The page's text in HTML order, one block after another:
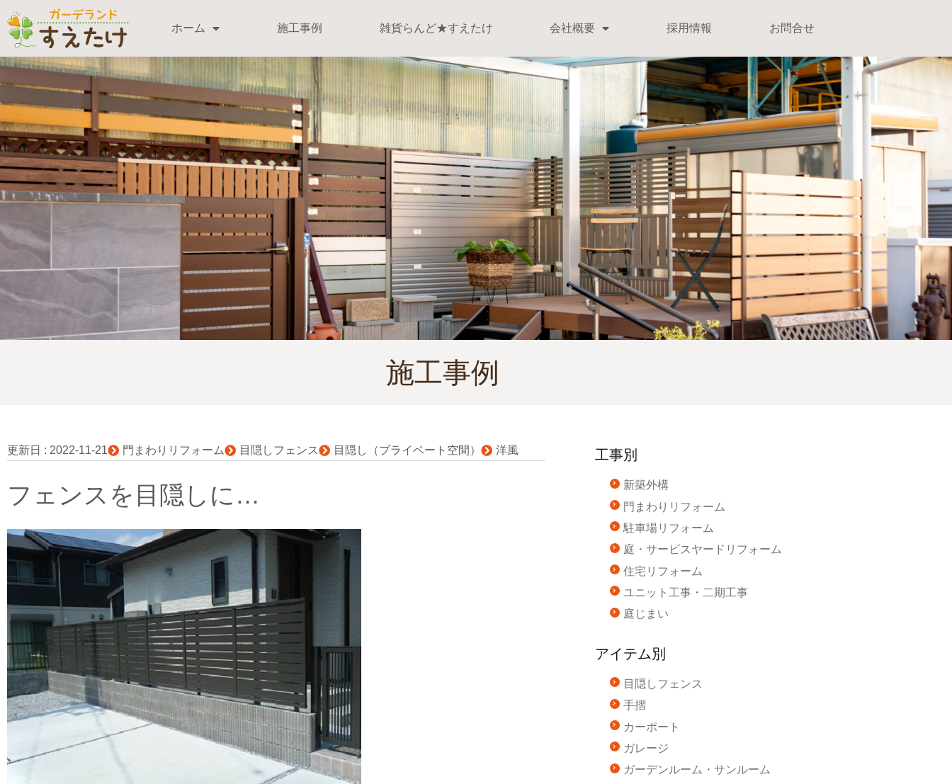
ホーム 施工事例 雑貨らんど★すえたけ 会社概要 採用情報 お問合せ
施工事例
更新日 : 2022-11-21 門まわりリフォーム 目隠しフェンス 目隠し（プライベート空間） 洋風
フェンスを目隠しに…
工事別
新築外構
門まわりリフォーム
駐車場リフォーム
庭・サービスヤードリフォーム
住宅リフォーム
ユニット工事・二期工事
庭じまい
アイテム別
目隠しフェンス
手摺
カーポート
ガレージ
ガーデンルーム・サンルーム